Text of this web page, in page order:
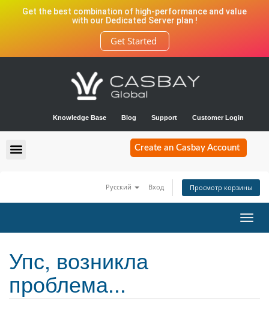
Get the best combination of high-performance and value
with our Dedicated Server plan !
Get Started
Knowledge Base Blog Support Customer Login
Create an Casbay Account
Русский Вход Просмотр корзины
Упс, возникла
проблема...